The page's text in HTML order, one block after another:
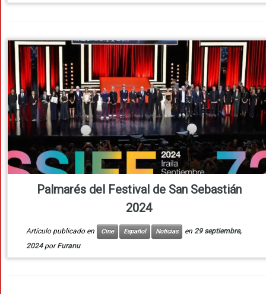
Palmarés del Festival de San Sebastián
2024
Artículo publicado en Cine Español Noticias en 29 septiembre,
2024 porFuranu